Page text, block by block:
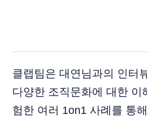
클랩팀은 대연님과의 인터
다양한 조직문화에 대한 이
험한 여러 1on1 사례를 통